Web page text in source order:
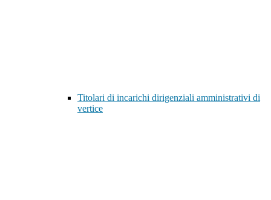
Titolari di incarichi dirigenziali amministrativi di
vertice